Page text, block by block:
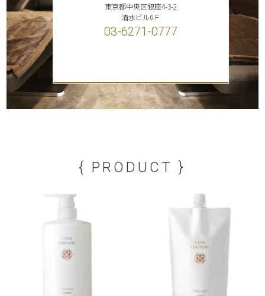
東京都中央区銀座4-3-2
清水ビル6Ｆ
03-6271-0777
{ PRODUCT }